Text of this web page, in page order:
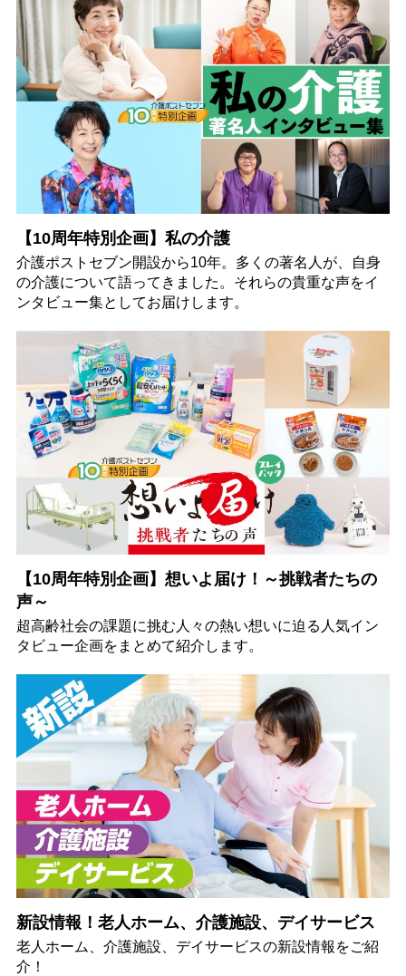
【10周年特別企画】私の介護
介護ポストセブン開設から10年。多くの著名人が、自身
の介護について語ってきました。それらの貴重な声をイ
ンタビュー集としてお届けします。
【10周年特別企画】想いよ届け！～挑戦者たちの
声～
超高齢社会の課題に挑む人々の熱い想いに迫る人気イン
タビュー企画をまとめて紹介します。
新設情報！老人ホーム、介護施設、デイサービス
老人ホーム、介護施設、デイサービスの新設情報をご紹
介！